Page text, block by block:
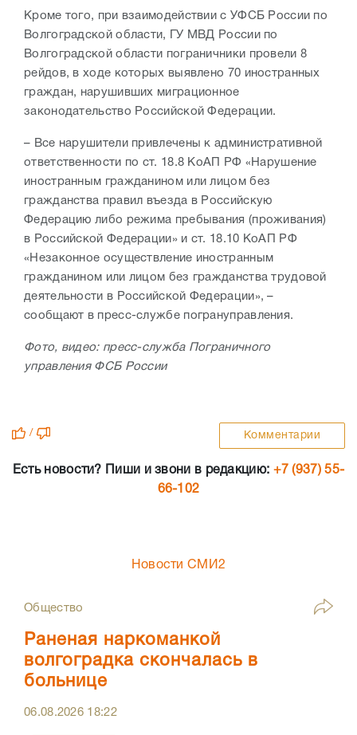
Кроме того, при взаимодействии с УФСБ России по
Волгоградской области, ГУ МВД России по
Волгоградской области пограничники провели 8
рейдов, в ходе которых выявлено 70 иностранных
граждан, нарушивших миграционное
законодательство Российской Федерации.
– Все нарушители привлечены к административной
ответственности по ст. 18.8 КоАП РФ «Нарушение
иностранным гражданином или лицом без
гражданства правил въезда в Российскую
Федерацию либо режима пребывания (проживания)
в Российской Федерации» и ст. 18.10 КоАП РФ
«Незаконное осуществление иностранным
гражданином или лицом без гражданства трудовой
деятельности в Российской Федерации», –
сообщают в пресс-службе погрануправления.
Фото, видео: пресс-служба Пограничного
управления ФСБ России
/ Комментарии
Есть новости? Пиши и звони в редакцию: +7 (937) 55-
66-102
Новости СМИ2
Общество
Раненая наркоманкой
волгоградка скончалась в
больнице
06.08.2026 18:22